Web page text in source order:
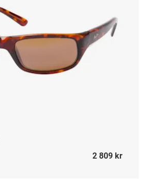
2 809 kr